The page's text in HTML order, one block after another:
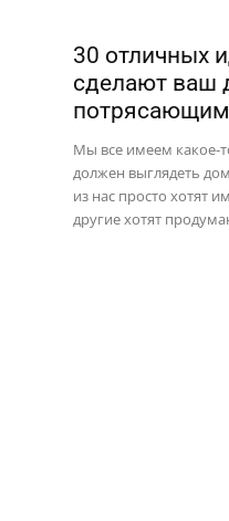
30 отличных
сделают ваш
Мы все имеем какое-
должен выглядеть
из нас просто хотят
другие хотят